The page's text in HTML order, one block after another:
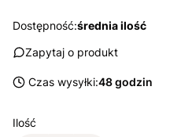
Dostępność:średnia ilość
Zapytaj o produkt
Czas wysyłki:48 godzin
Ilość